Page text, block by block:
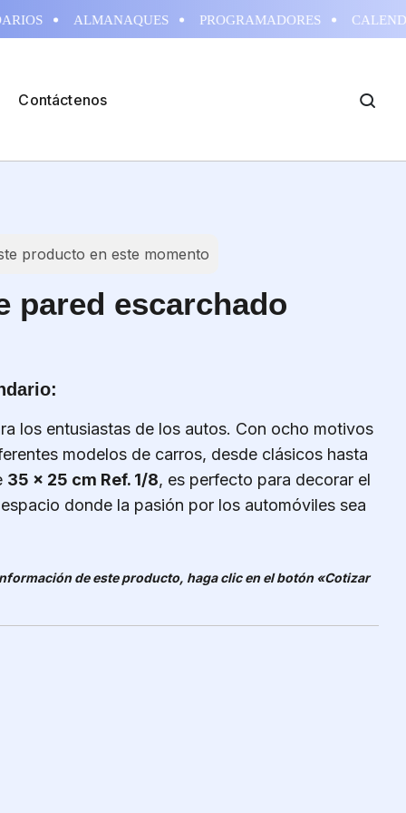
ALMANAQUES PROGRAMADORES
Contáctenos
producto en este momento
pared escarchado
los entusiastas de los autos. Con ocho motivos
modelos de carros, desde clásicos hasta
35 x 25 cm Ref. 1/8, es perfecto para decorar el
donde la pasión por los automóviles sea
de este producto, haga clic en el botón «Cotizar